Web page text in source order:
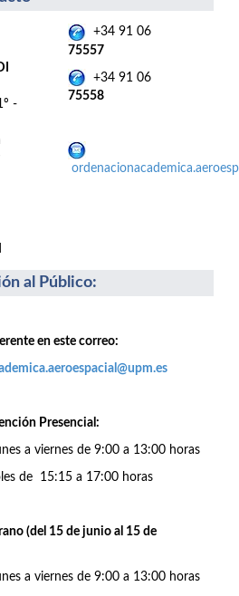
-
+34 91 06
75557
+34 91 06
75558
al Público:
en este correo:
Presencial:
a viernes de 9:00 a 13:00 horas
de 15:15 a 17:00 horas
(del 15 de junio al 15 de
a viernes de 9:00 a 13:00 horas